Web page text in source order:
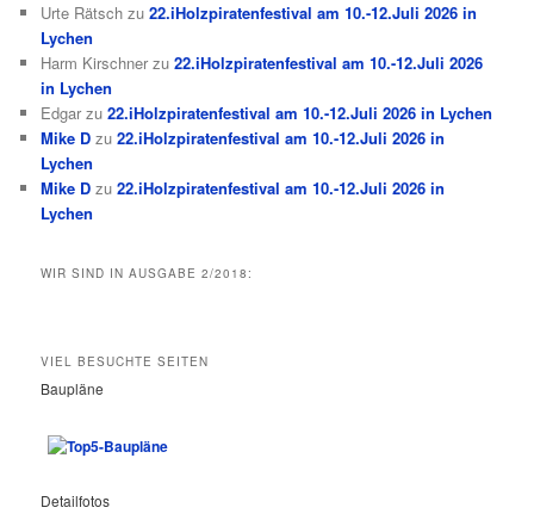
Urte Rätsch zu22.iHolzpiratenfestival am 10.-12.Juli 2026 in
Lychen
Harm Kirschner zu22.iHolzpiratenfestival am 10.-12.Juli 2026
in Lychen
Edgar zu22.iHolzpiratenfestival am 10.-12.Juli 2026 in Lychen
Mike D zu22.iHolzpiratenfestival am 10.-12.Juli 2026 in
Lychen
Mike D zu22.iHolzpiratenfestival am 10.-12.Juli 2026 in
Lychen
WIR SIND IN AUSGABE 2/2018:
VIEL BESUCHTE SEITEN
Baupläne
Detailfotos